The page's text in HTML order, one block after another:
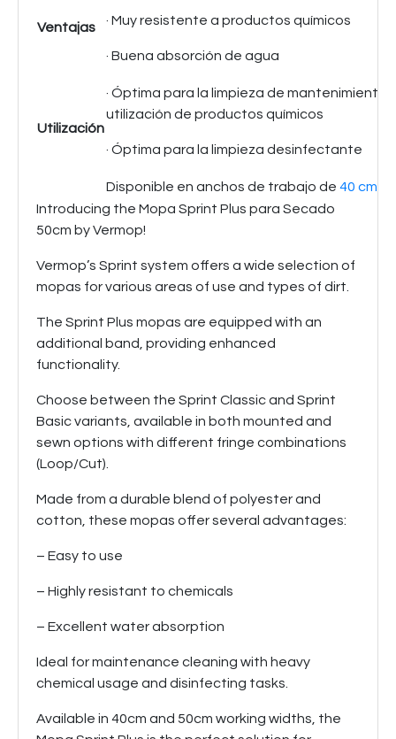
Ventajas · Muy resistente a productos químicos
· Buena absorción de agua
Utilización
· Óptima para la limpieza de mantenimiento
utilización de productos químicos
· Óptima para la limpieza desinfectante
Disponible en anchos de trabajo de 40 cm
Introducing the Mopa Sprint Plus para Secado
50cm by Vermop!
Vermop’s Sprint system offers a wide selection of
mopas for various areas of use and types of dirt.
The Sprint Plus mopas are equipped with an
additional band, providing enhanced
functionality.
Choose between the Sprint Classic and Sprint
Basic variants, available in both mounted and
sewn options with different fringe combinations
(Loop/Cut).
Made from a durable blend of polyester and
cotton, these mopas offer several advantages:
– Easy to use
– Highly resistant to chemicals
– Excellent water absorption
Ideal for maintenance cleaning with heavy
chemical usage and disinfecting tasks.
Available in 40cm and 50cm working widths, the